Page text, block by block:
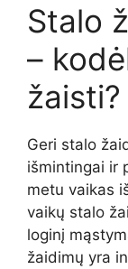
Stalo
–
žaisti?
Geri stalo
išmintingai ir
metu vaikas
vaikų stalo
loginį
žaidimų yra